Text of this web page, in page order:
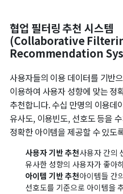
협업 필터링 추천 시스템
(Collaborative
Recommendation
사용자들의 이용 데이터를 기반
이용하여 사용자 성향에 맞는 정
추천합니다. 수십 만명의 이용데
유사도, 이용빈도, 선호도 등을
정확한 아이템을 제공할 수 있도
사용자 기반 추천사용자 간의
유사한 성향의 사용자가 좋아
아이템 기반 추천아이템들 간
선호도를 기준으로 아이템을